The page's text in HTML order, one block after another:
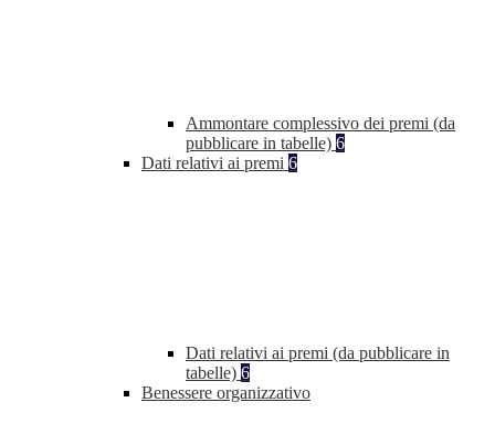
Ammontare complessivo dei premi (da
pubblicare in tabelle) 6
Dati relativi ai premi 6
Dati relativi ai premi (da pubblicare in
tabelle) 6
Benessere organizzativo